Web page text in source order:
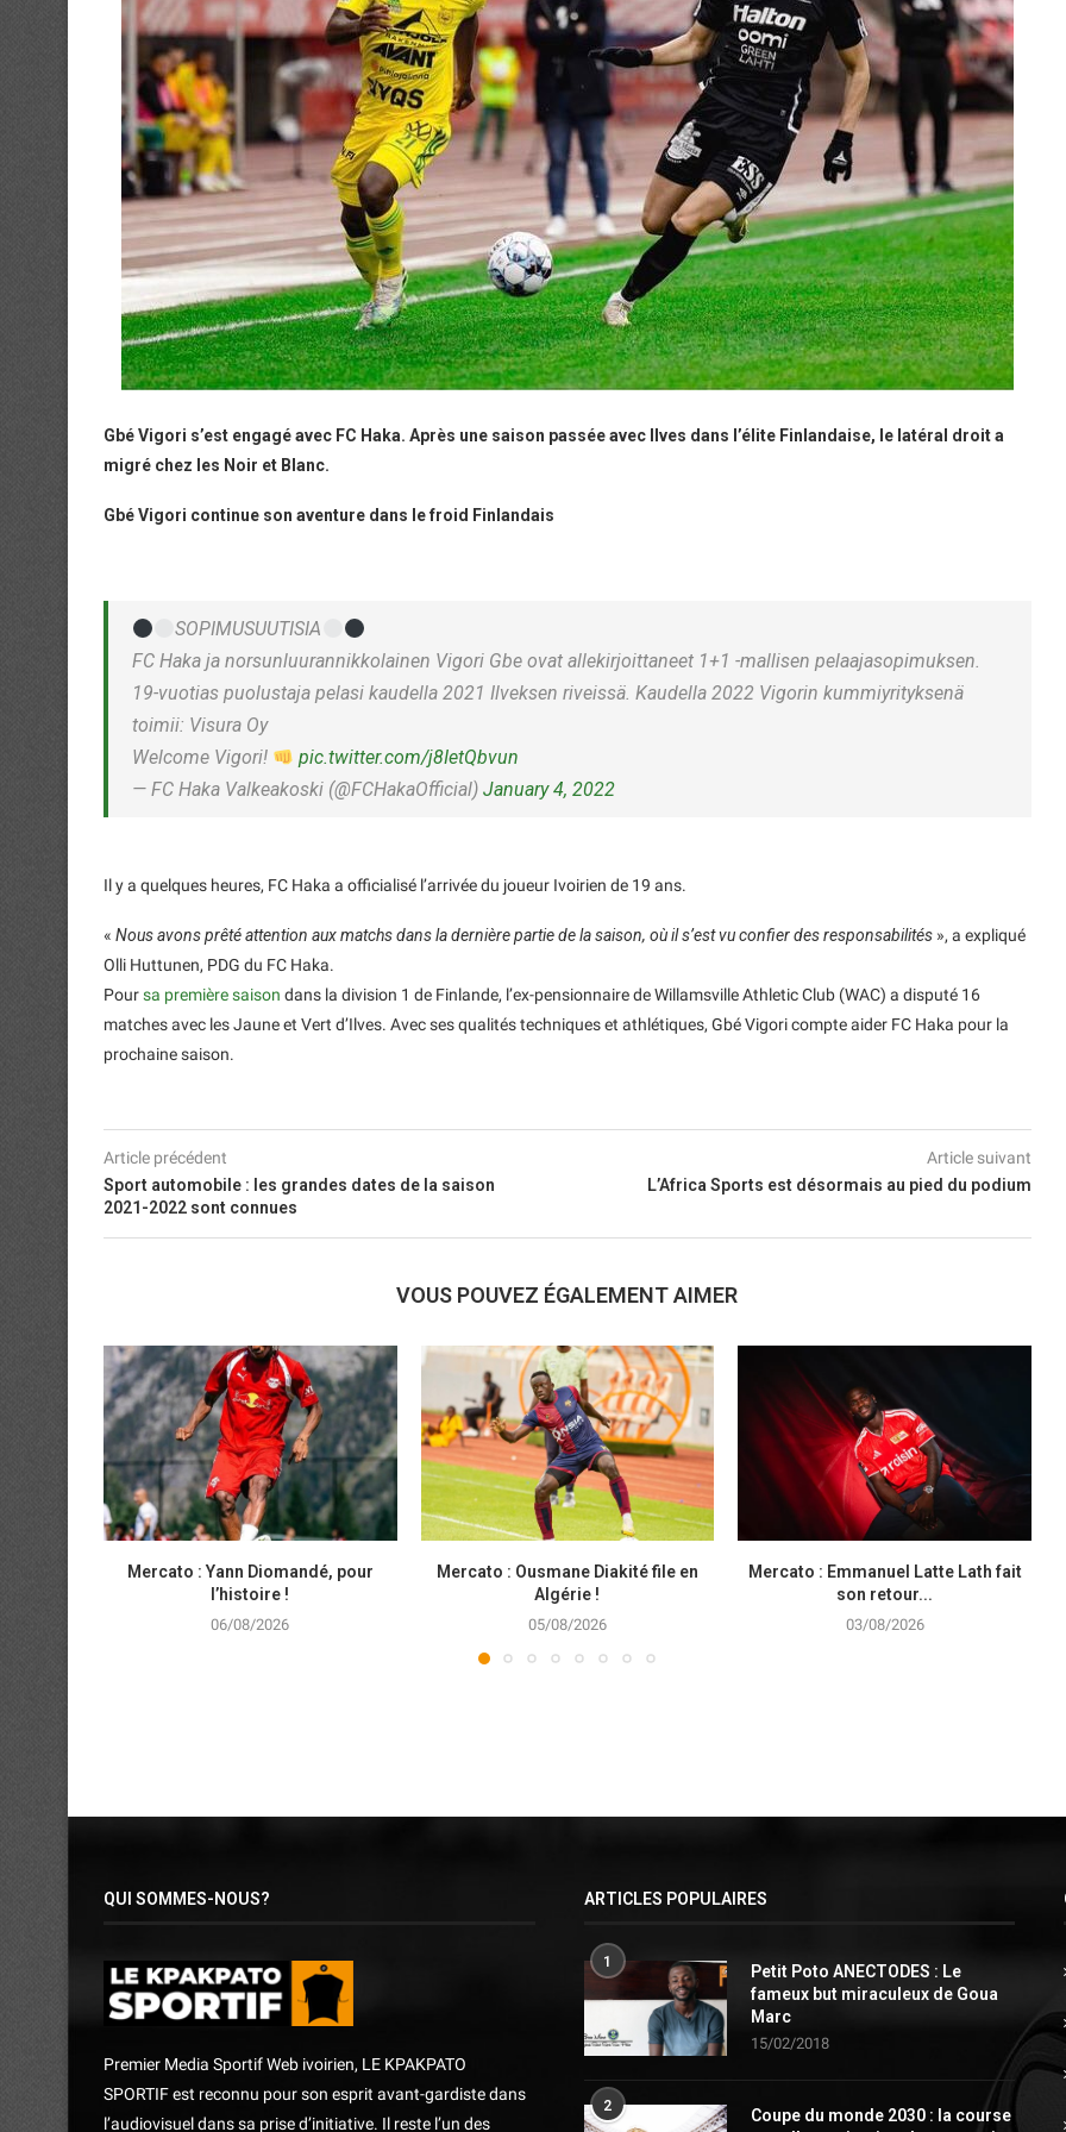
Gbé Vigori s’est engagé avec FC Haka. Après une saison passée avec Ilves dans l’élite Finlandaise, le latéral droit a
migré chez les Noir et Blanc.
Gbé Vigori continue son aventure dans le froid Finlandais
SOPIMUSUUTISIA
FC Haka ja norsunluurannikkolainen Vigori Gbe ovat allekirjoittaneet 1+1 -mallisen pelaajasopimuksen.
19-vuotias puolustaja pelasi kaudella 2021 Ilveksen riveissä. Kaudella 2022 Vigorin kummiyrityksenä
toimii: Visura Oy
Welcome Vigori!
pic.twitter.com/j8IetQbvun
— FC Haka Valkeakoski (@FCHakaOfficial) January 4, 2022
Il y a quelques heures, FC Haka a officialisé l’arrivée du joueur Ivoirien de 19 ans.
« Nous avons prêté attention aux matchs dans la dernière partie de la saison, où il s’est vu confier des responsabilités », a expliqué
Olli Huttunen, PDG du FC Haka.
Poursa première saison dans la division 1 de Finlande, l’ex-pensionnaire de Willamsville Athletic Club (WAC) a disputé 16
matches avec les Jaune et Vert d’Ilves. Avec ses qualités techniques et athlétiques, Gbé Vigori compte aider FC Haka pour la
prochaine saison.
Article précédent
Sport automobile : les grandes dates de la saison
2021-2022 sont connues
Article suivant
L’Africa Sports est désormais au pied du podium
VOUS POUVEZ ÉGALEMENT AIMER
Mercato : Yann Diomandé, pour
l’histoire !
06/08/2026
Mercato : Ousmane Diakité file en
Algérie !
05/08/2026
Mercato : Emmanuel Latte Lath fait
son retour...
03/08/2026
QUI SOMMES-NOUS?
Premier Media Sportif Web ivoirien, LE KPAKPATO
SPORTIF est reconnu pour son esprit avant-gardiste dans
l’audiovisuel dans sa prise d’initiative. Il reste l’un des
ARTICLES POPULAIRES
1
Petit Poto ANECTODES : Le
fameux but miraculeux de Goua
Marc
15/02/2018
2
Coupe du monde 2030 : la course